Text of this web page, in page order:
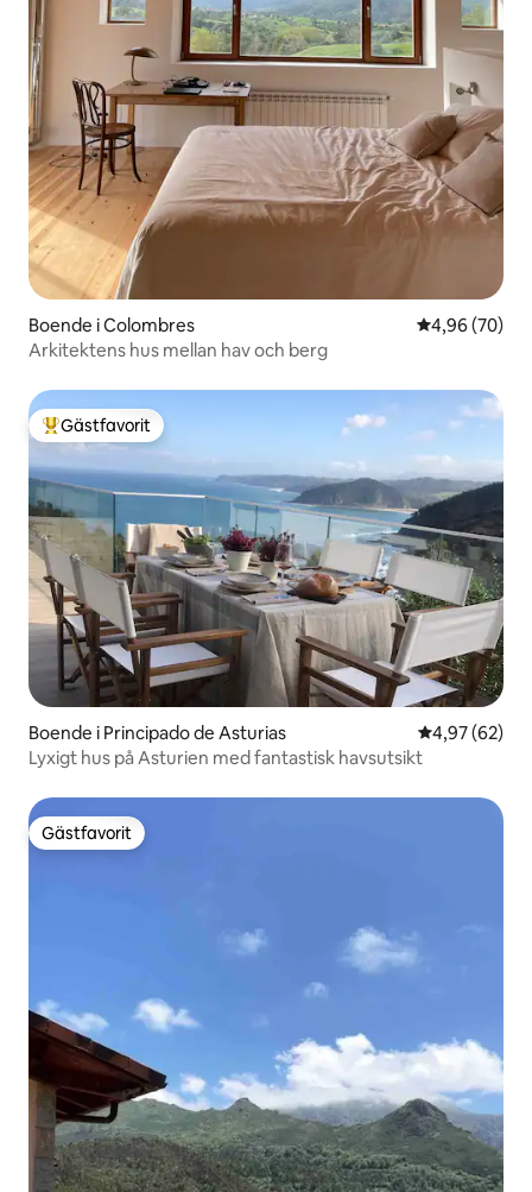
Boende i Colombres 4,96 av 5 i
4,96 (70)
Arkitektens hus mellan hav och berg
Populär gästfavorit
Gästfavorit
Boende i Principado de Asturias 4,97 av 5 i
4,97 (62)
Lyxigt hus på Asturien med fantastisk havsutsikt
Gästfavorit
Gästfavorit